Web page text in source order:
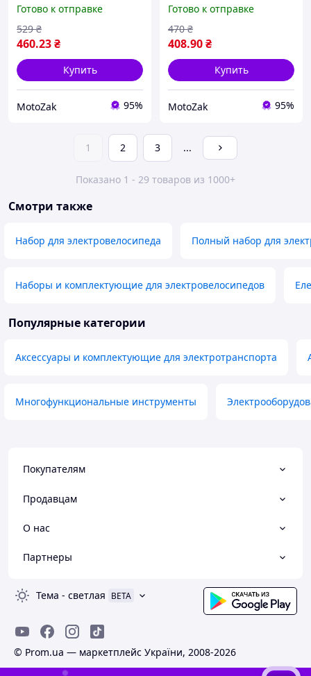
Готово к отправке
460.23₴
529 ₴
Купить
MotoZak 95%
Готово к отправке
408.90₴
470 ₴
Купить
MotoZak 95%
1 2 3 ...
Показано 1 - 29 товаров из 1000+
Смотри также
Набор для электровелосипеда Полный набор для
Наборы и комплектующие для электровелосипедов
Популярные категории
Аксессуары и комплектующие для электротранспорта
Многофункциональные инструменты
Покупателям
Продавцам
О нас
Партнеры
Тема - светлая BETA
© Prom.ua — маркетплейс України, 2008-2026